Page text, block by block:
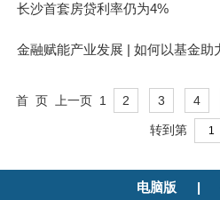
长沙首套房贷利率仍为4%
首 页 上一页 1 2 3 4
转到第
电脑版 |